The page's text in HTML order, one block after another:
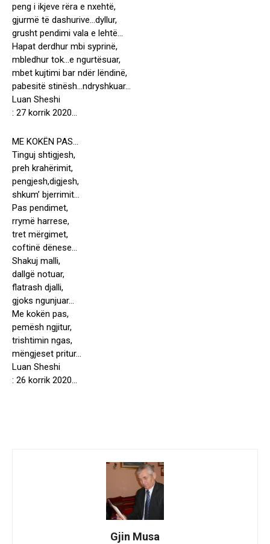
peng i ikjeve rëra e nxehtë,
gjurmë të dashurive…dyllur,
grusht pendimi vala e lehtë…
Hapat derdhur mbi syprinë,
mbledhur tok…e ngurtësuar,
mbet kujtimi bar ndër lëndinë,
pabesitë stinësh…ndryshkuar…
Luan Sheshi
: 27 korrik 2020…
ME KOKËN PAS…
Tinguj shtigjesh,
preh krahërimit,
pengjesh,digjesh,
shkum’ bjerrimit…
Pas pendimet,
rrymë harrese,
tret mërgimet,
coftinë dënese…
Shakuj malli,
dallgë notuar,
flatrash djalli,
gjoks ngunjuar…
Me kokën pas,
pemësh ngjitur,
trishtimin ngas,
mëngjeset pritur…
Luan Sheshi
: 26 korrik 2020…
Gjin Musa